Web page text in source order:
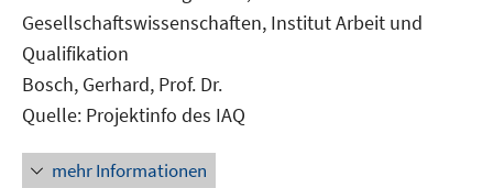
öffnen
Gesellschaftswissenschaften, Institut Arbeit und
Qualifikation
Bosch, Gerhard, Prof. Dr.
Quelle: Projektinfo des IAQ
mehr Informationen